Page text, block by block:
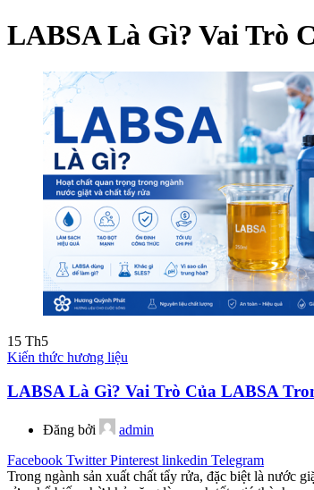
LABSA Là Gì? Vai Trò
15 Th5
Kiến thức hương liệu
LABSA Là Gì? Vai Trò Của LABSA
Đăng bởi
admin
Facebook Twitter Pinterest linkedin Telegram
Trong ngành sản xuất chất tẩy rửa, đặc biệt là nước